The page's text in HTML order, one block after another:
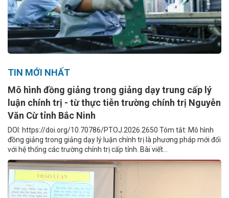
TIN MỚI NHẤT
Mô hình đồng giảng trong giảng dạy trung cấp lý
luận chính trị - từ thực tiễn trường chính trị Nguyễn
Văn Cừ tỉnh Bắc Ninh
DOI: https://doi.org/10.70786/PTOJ.2026.2650 Tóm tắt: Mô hình
đồng giảng trong giảng dạy lý luận chính trị là phương pháp mới đối
với hệ thống các trường chính trị cấp tỉnh. Bài viết...